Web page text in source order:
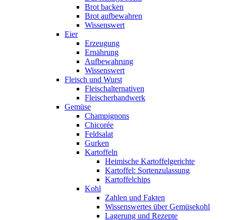
Brot backen
Brot aufbewahren
Wissenswert
Eier
Erzeugung
Ernährung
Aufbewahrung
Wissenswert
Fleisch und Wurst
Fleischalternativen
Fleischerhandwerk
Gemüse
Champignons
Chicorée
Feldsalat
Gurken
Kartoffeln
Heimische Kartoffelgerichte
Kartoffel: Sortenzulassung
Kartoffelchips
Kohl
Zahlen und Fakten
Wissenswertes über Gemüsekohl
Lagerung und Rezepte